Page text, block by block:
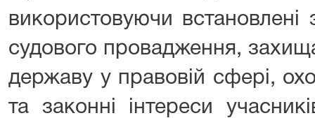
використовуючи
судового провадження,
державу у правовій сфері,
та законні інтереси